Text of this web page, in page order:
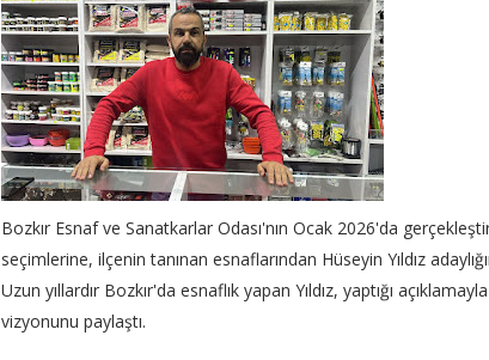
Bozkır Esnaf ve Sanatkarlar Odası'nın Ocak 2026'da
seçimlerine, ilçenin tanınan esnaflarından Hüseyin Yıldız
Uzun yıllardır Bozkır'da esnaflık yapan Yıldız, yaptığı
vizyonunu paylaştı.